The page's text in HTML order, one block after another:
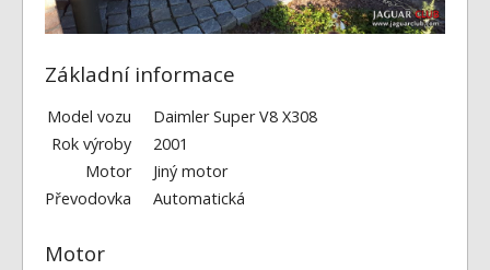
Základní informace
Model vozu
Daimler Super V8 X308
Rok výroby
2001
Motor
Jiný motor
Převodovka
Automatická
Motor